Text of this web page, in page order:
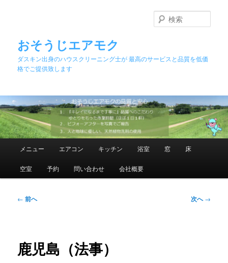
移
動
おそうじエアモク
ダスキン出身のハウスクリーニング士が 最高のサービスと品質を低価
格でご提供致します
索
メ
メニュー エアコン キッチン 浴室 窓 床
空室 予約 問い合わせ 会社概要
投
ゲ
ー
← 前へ 次へ→
鹿児島（法事）